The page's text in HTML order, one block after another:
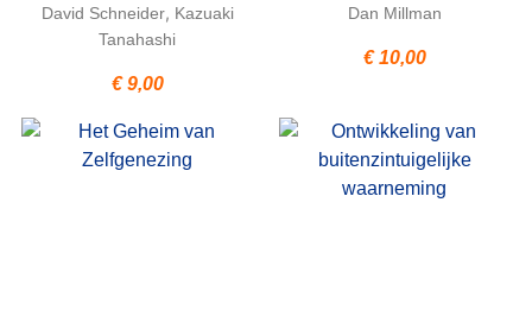
David Schneider, Kazuaki
Tanahashi
€9,00
Dan Millman
€10,00